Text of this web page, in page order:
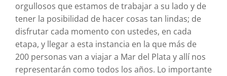
orgullosos que estamos de trabajar a su lado y de
tener la posibilidad de hacer cosas tan lindas; de
disfrutar cada momento con ustedes, en cada
etapa, y llegar a esta instancia en la que más de
200 personas van a viajar a Mar del Plata y allí nos
representarán como todos los años. Lo importante